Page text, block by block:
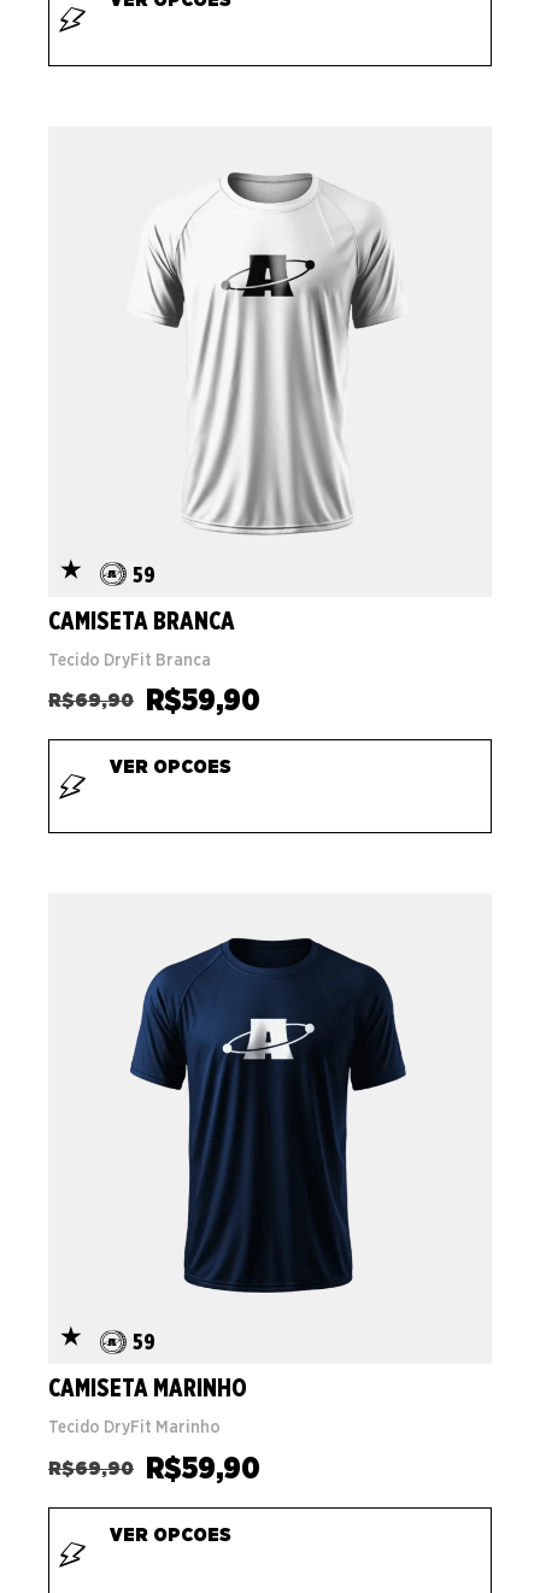
59
CAMISETA BRANCA
Tecido DryFit Branca
R$69,90 R$59,90
VER OPCOES
59
CAMISETA MARINHO
Tecido DryFit Marinho
R$69,90 R$59,90
VER OPCOES